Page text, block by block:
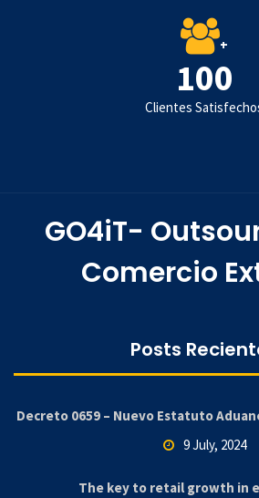
+
100
Clientes
GO4iT-
Comercio
Posts
Decreto 0659 – Nuevo Estatuto
9 July, 2024
The key to retail growth in